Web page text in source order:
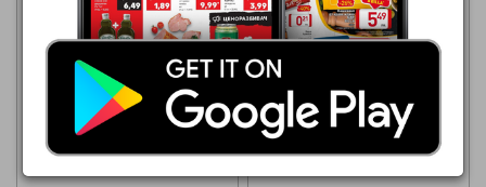
Кауфланд
03.08.2026 - 09.08.2026
2,49 €
Кауфланд
03.08.2026 - 09.08.2026
5,49 €
ALMONDY